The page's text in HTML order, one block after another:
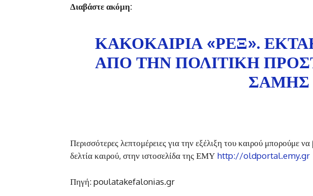
Διαβάστε ακόμη:
ΚΑΚΟΚΑΙΡΊΑ «ΡΕΞ».
ΑΠΌ ΤΗΝ ΠΟΛΙΤΙΚΉ
ΣΆΜΗΣ
Περισσότερες λεπτομέρειες για την εξέλιξη του καιρού μπορούμε
δελτία καιρού, στην ιστοσελίδα της ΕΜΥ http://oldportal.emy.gr
Πηγή: poulatakefalonias.gr